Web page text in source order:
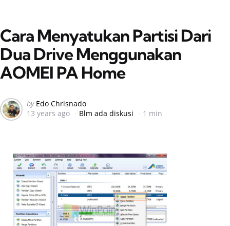
Cara Menyatukan Partisi Dari
Dua Drive Menggunakan
AOMEI PA Home
Posted
by
by Edo Chrisnado
13 years ago
Blm ada diskusi 1 min